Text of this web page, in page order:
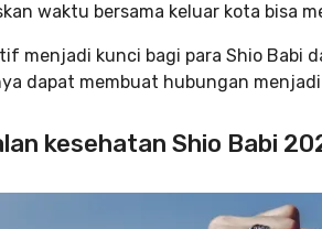
waktu bersama keluar kota bisa
menjadi kunci bagi para Shio Babi
dapat membuat hubungan
kesehatan Shio Babi